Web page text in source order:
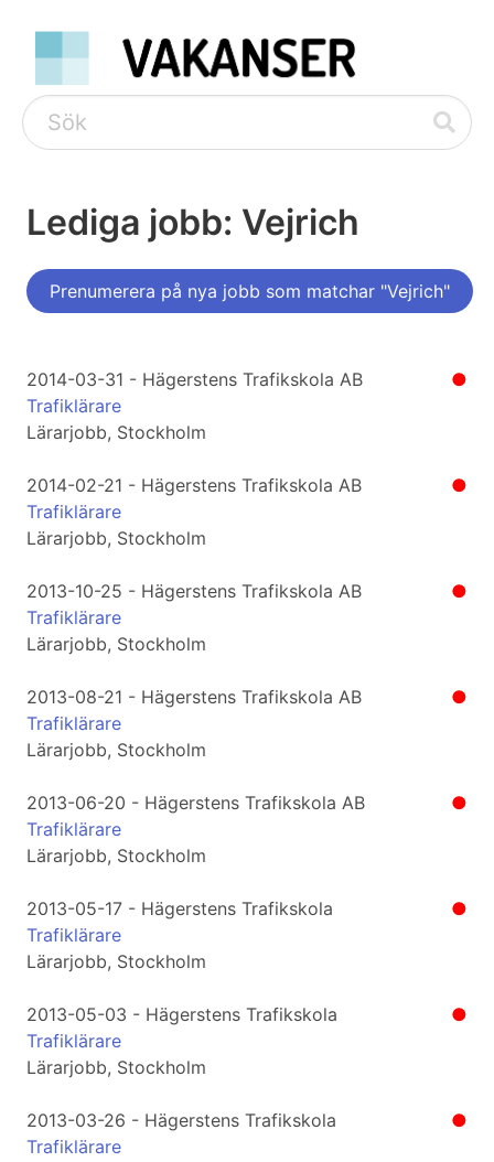
Lediga jobb: Vejrich
Prenumerera på nya jobb som matchar "Vejrich"
●
2014-03-31 - Hägerstens Trafikskola AB
Trafiklärare
Lärarjobb, Stockholm
●
2014-02-21 - Hägerstens Trafikskola AB
Trafiklärare
Lärarjobb, Stockholm
●
2013-10-25 - Hägerstens Trafikskola AB
Trafiklärare
Lärarjobb, Stockholm
●
2013-08-21 - Hägerstens Trafikskola AB
Trafiklärare
Lärarjobb, Stockholm
●
2013-06-20 - Hägerstens Trafikskola AB
Trafiklärare
Lärarjobb, Stockholm
●
2013-05-17 - Hägerstens Trafikskola
Trafiklärare
Lärarjobb, Stockholm
●
2013-05-03 - Hägerstens Trafikskola
Trafiklärare
Lärarjobb, Stockholm
●
2013-03-26 - Hägerstens Trafikskola
Trafiklärare